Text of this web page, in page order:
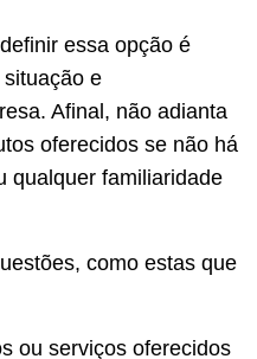
essa opção é
e
Afinal, não adianta
oferecidos se não há
qualquer familiaridade
como estas que
ou serviços oferecidos